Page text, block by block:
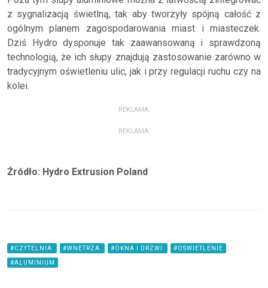
z sygnalizacją świetlną, tak aby tworzyły spójną całość z
ogólnym planem zagospodarowania miast i miasteczek.
Dziś Hydro dysponuje tak zaawansowaną i sprawdzoną
technologią, że ich słupy znajdują zastosowanie zarówno w
tradycyjnym oświetleniu ulic, jak i przy regulacji ruchu czy na
kolei.
REKLAMA:
REKLAMA:
Źródło: Hydro Extrusion Poland
#CZYTELNIA #WNETRZA #OKNA I DRZWI #OSWIETLENIE
#ALUMINIUM